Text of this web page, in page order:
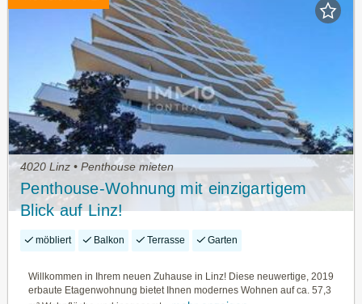
4020 Linz • Penthouse mieten
Penthouse-Wohnung mit einzigartigem
Blick auf Linz!
möbliert Balkon Terrasse Garten
Willkommen in Ihrem neuen Zuhause in Linz! Diese neuwertige, 2019
erbaute Etagenwohnung bietet Ihnen modernes Wohnen auf ca. 57,3